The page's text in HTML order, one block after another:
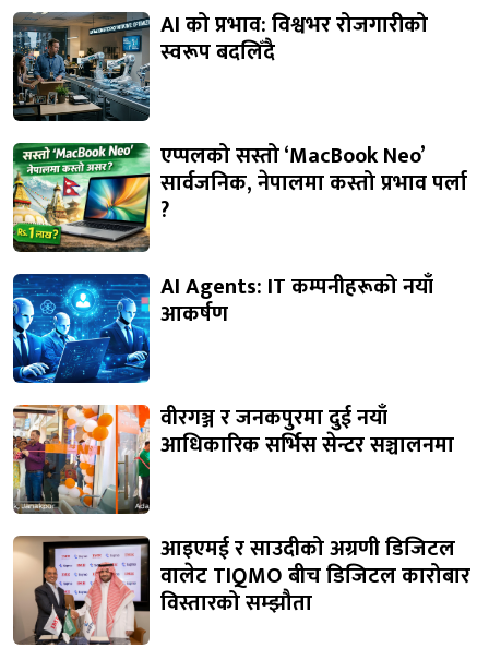
AI को प्रभाव: विश्वभर रोजगारीको
स्वरूप बदलिँदै
एप्पलको सस्तो ‘MacBook Neo’
सार्वजनिक, नेपालमा कस्तो प्रभाव पर्ला
?
AI Agents: IT कम्पनीहरूको नयाँ
आकर्षण
वीरगञ्ज र जनकपुरमा दुई नयाँ
आधिकारिक सर्भिस सेन्टर सञ्चालनमा
आइएमई र साउदीको अग्रणी डिजिटल
वालेट TIQMO बीच डिजिटल कारोबार
विस्तारको सम्झौता